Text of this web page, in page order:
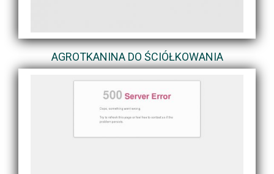
AGROTKANINA DO ŚCIÓŁKOWANIA